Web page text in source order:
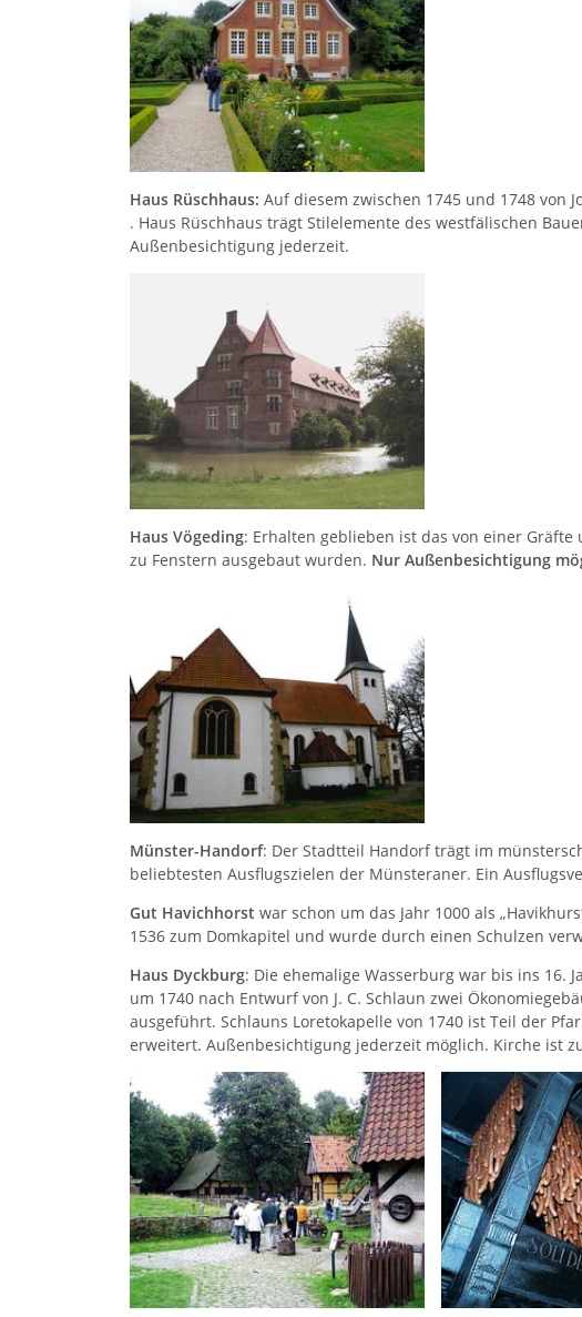
Haus Rüschhaus: Auf diesem zwischen 1745 und 1748 von
. Haus Rüschhaus trägt Stilelemente des westfälischen
Außenbesichtigung jederzeit.
Haus Vögeding: Erhalten geblieben ist das von einer
zu Fenstern ausgebaut wurden. Nur Außenbesichtigung
Münster-Handorf: Der Stadtteil Handorf trägt im
beliebtesten Ausflugszielen der Münsteraner. Ein
Gut Havichhorst war schon um das Jahr 1000 als
1536 zum Domkapitel und wurde durch einen Schulzen
Haus Dyckburg: Die ehemalige Wasserburg war bis ins
um 1740 nach Entwurf von J. C. Schlaun zwei
ausgeführt. Schlauns Loretokapelle von 1740 ist Teil der
erweitert. Außenbesichtigung jederzeit möglich. Kirche ist